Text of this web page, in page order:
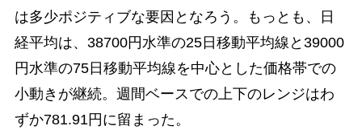
は多少ポジティブな要因となろう。もっとも、日
経平均は、38700円水準の25日移動平均線と39000
円水準の75日移動平均線を中心とした価格帯での
小動きが継続。週間ベースでの上下のレンジはわ
ずか781.91円に留まった。